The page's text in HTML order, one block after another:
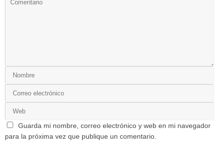
Guarda mi nombre, correo electrónico y web en mi navegador
para la próxima vez que publique un comentario.